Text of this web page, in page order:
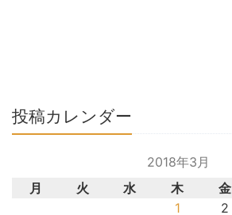
投稿カレンダー
2018年3月
月
火 水 木 金
1
2